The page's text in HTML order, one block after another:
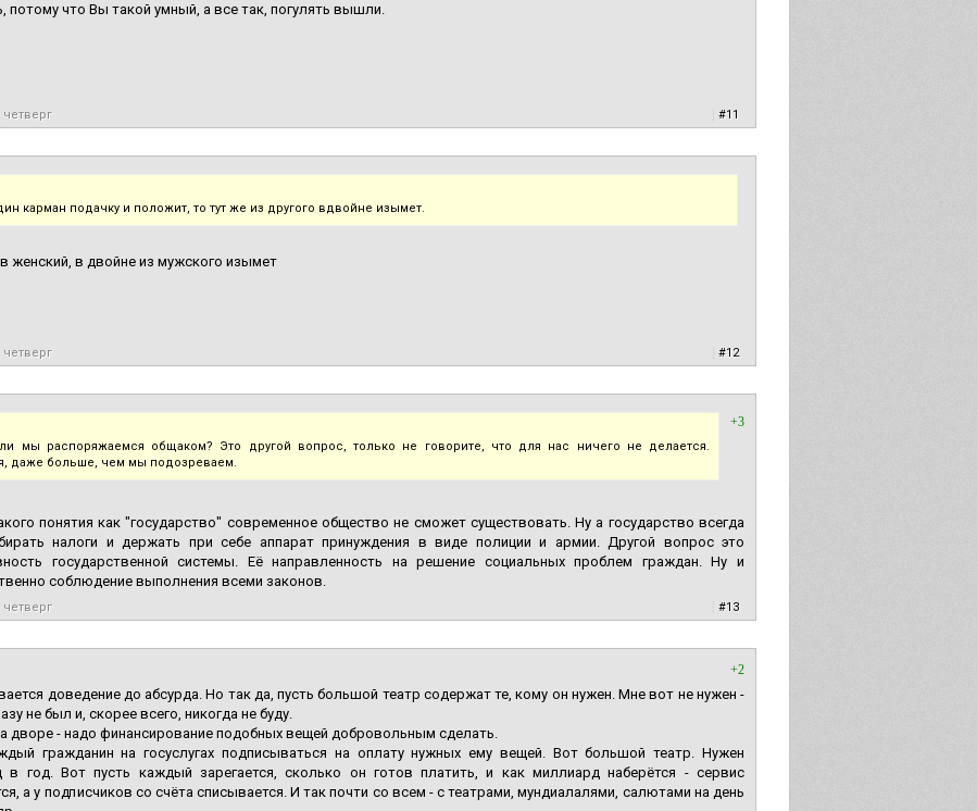
потому что Вы такой умный, а все так, погулять вышли.
четверг #11
карман подачку и положит, то тут же из другого вдвойне изымет.
женский, в двойне из мужского изымет
четверг #12
+3
мы распоряжаемся общаком? Это другой вопрос, только не говорите, что для нас ничего не делается.
даже больше, чем мы подозреваем.
понятия как "государство" современное общество не сможет существовать. Ну а государство всегда
налоги и держать при себе аппарат принуждения в виде полиции и армии. Другой вопрос это
государственной системы. Её направленность на решение социальных проблем граждан. Ну и
соблюдение выполнения всеми законов.
четверг #13
+2
доведение до абсурда. Но так да, пусть большой театр содержат те, кому он нужен. Мне вот не нужен -
не был и, скорее всего, никогда не буду.
дворе - надо финансирование подобных вещей добровольным сделать.
гражданин на госуслугах подписываться на оплату нужных ему вещей. Вот большой театр. Нужен
в год. Вот пусть каждый зарегается, сколько он готов платить, и как миллиард наберётся - сервис
а у подписчиков со счёта списывается. И так почти со всем - с театрами, мундиалалями, салютами на день